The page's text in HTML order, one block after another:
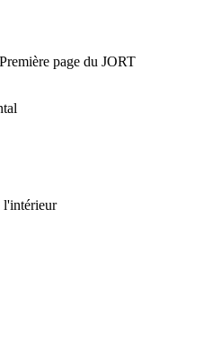
page du JORT
l'intérieur